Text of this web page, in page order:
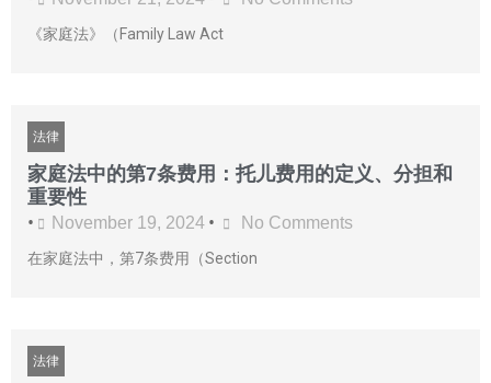
《家庭法》（Family Law Act
法律
家庭法中的第7条费用：托儿费用的定义、分担和
重要性
• November 19, 2024 • No Comments
在家庭法中，第7条费用（Section
法律